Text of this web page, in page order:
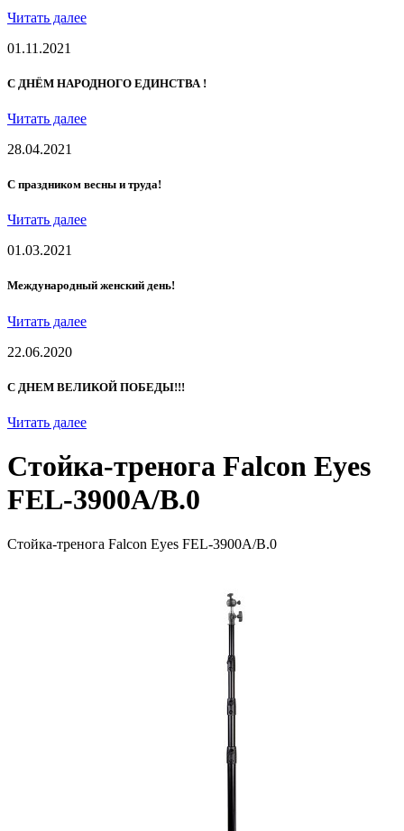
Читать далее
01.11.2021
С ДНЁМ НАРОДНОГО ЕДИНСТВА !
Читать далее
28.04.2021
С праздником весны и труда!
Читать далее
01.03.2021
Международный женский день!
Читать далее
22.06.2020
С ДНЕМ ВЕЛИКОЙ ПОБЕДЫ!!!
Читать далее
Стойка-тренога Falcon Eyes
FEL-3900A/B.0
Стойка-тренога Falcon Eyes FEL-3900A/B.0